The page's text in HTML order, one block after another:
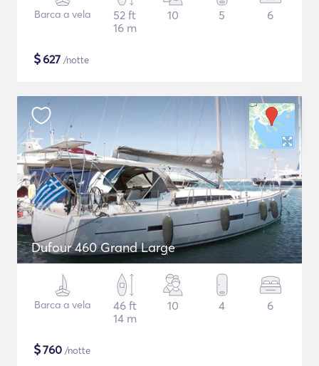
Barca a vela
52 ft
16 m
10 5 6
$627 /notte
Dufour 460 Grand Large
Barca a vela
46 ft
14 m
10 4 6
$760 /notte